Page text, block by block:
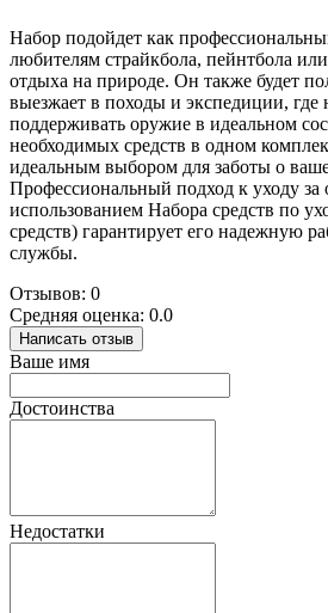
Набор подойдет как
любителям страйкбола, пейнтбола
отдыха на природе. Он также будет
выезжает в походы и экспедиции, где
поддерживать оружие в идеальном
необходимых средств в одном
идеальным выбором для заботы о
Профессиональный подход к уходу за
использованием Набора средств по
средств) гарантирует его надежную
службы.
Отзывов: 0
Средняя оценка: 0.0
Написать отзыв
Ваше имя
Достоинства
Недостатки